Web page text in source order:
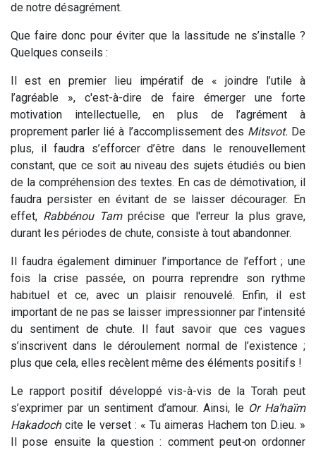
de notre désagrément.
Que faire donc pour éviter que la lassitude ne s’installe ?
Quelques conseils :
Il est en premier lieu impératif de « joindre l’utile à
l’agréable », c'est-à-dire de faire émerger une forte
motivation intellectuelle, en plus de l’agrément à
proprement parler lié à l’accomplissement des Mitsvot. De
plus, il faudra s’efforcer d’être dans le renouvellement
constant, que ce soit au niveau des sujets étudiés ou bien
de la compréhension des textes. En cas de démotivation, il
faudra persister en évitant de se laisser décourager. En
effet, Rabbénou Tamprécise que l'erreur la plus grave,
durant les périodes de chute, consiste à tout abandonner.
Il faudra également diminuer l’importance de l’effort ; une
fois la crise passée, on pourra reprendre son rythme
habituel et ce, avec un plaisir renouvelé. Enfin, il est
important de ne pas se laisser impressionner par l’intensité
du sentiment de chute. Il faut savoir que ces vagues
s’inscrivent dans le déroulement normal de l’existence ;
plus que cela, elles recèlent même des éléments positifs !
Le rapport positif développé vis-à-vis de la Torah peut
s’exprimer par un sentiment d’amour. Ainsi, le Or Ha’haïm
Hakadochcite le verset : « Tu aimeras Hachem ton D.ieu. »
Il pose ensuite la question : comment peut-on ordonner